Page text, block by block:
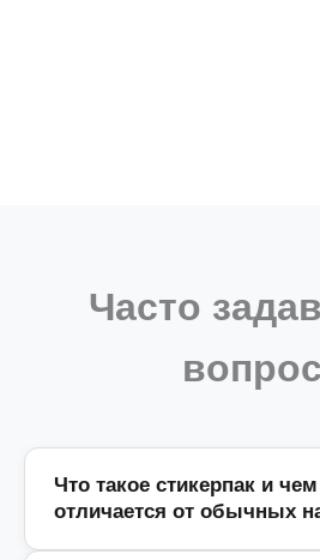
Часто
Что такое стикерпак и
отличается от обычных